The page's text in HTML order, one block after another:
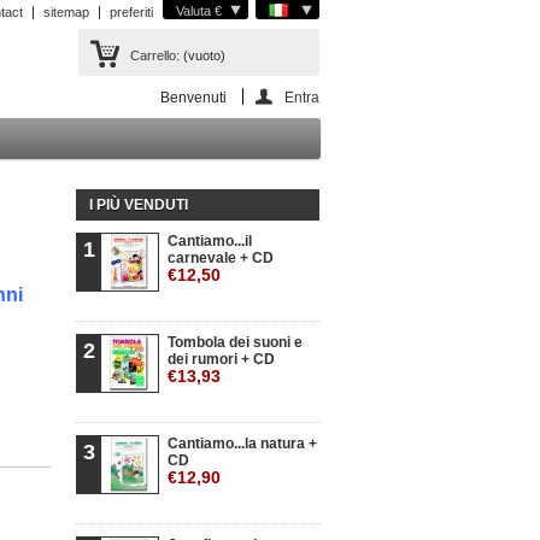
Valuta €
sitemap preferiti
Carrello: (vuoto)
Benvenuti Entra
I PIÙ VENDUTI
1
Cantiamo...il
carnevale + CD
€12,50
2
Tombola dei suoni e
dei rumori + CD
€13,93
3
Cantiamo...la natura +
CD
€12,90